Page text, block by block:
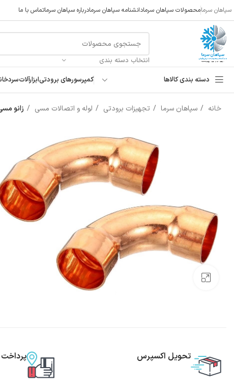
سپاهان سرمامحصولات سپاهان سرمادانشنامه سپاهان سرمادرباره سپاهان سرماتماس با ما
انتخاب دسته بندی
دسته بندی کالاها کمپرسورهای برودتیابزارآلات
خانه سپاهان سرما تجهیزات برودتی لوله و اتصالات مسی زانو
تحویل اکسپرس